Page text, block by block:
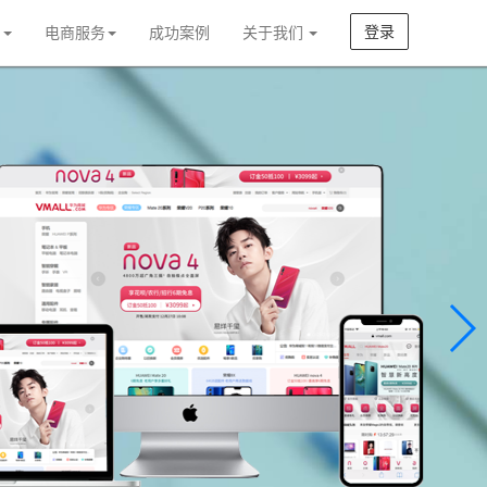
登录
电商服务 成功案例 关于我们